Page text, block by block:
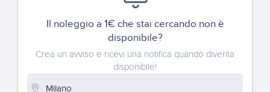
Il noleggio a 1€ che stai cercando non è
disponibile?
Crea un avviso e ricevi una notifica quando diventa
disponibile!